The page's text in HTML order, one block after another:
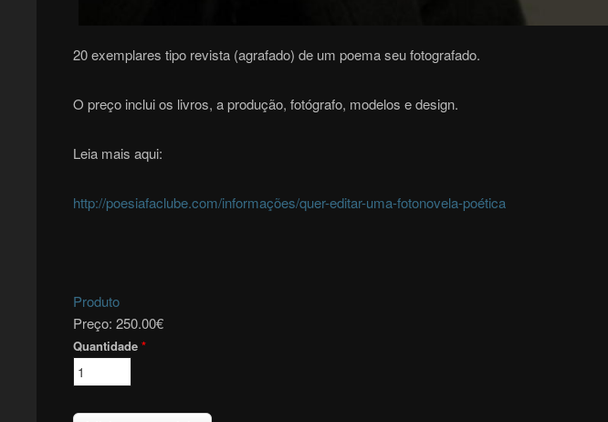
20 exemplares tipo revista (agrafado) de um poema seu fotografado.
O preço inclui os livros, a produção, fotógrafo, modelos e design.
Leia mais aqui:
http://poesiafaclube.com/informações/quer-editar-uma-fotonovela-poética
Produto
Preço: 250.00€
Quantidade *